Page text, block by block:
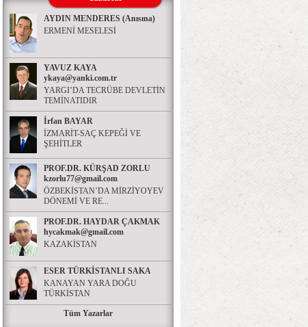
AYDIN MENDERES (Anısına)
ERMENİ MESELESİ
YAVUZ KAYA
ykaya@yanki.com.tr
YARGI’DA TECRÜBE DEVLETİN
TEMİNATIDIR
İrfan BAYAR
İZMARİT-SAÇ KEPEĞİ VE
ŞEHİTLER
PROF.DR. KÜRŞAD ZORLU
kzorlu77@gmail.com
ÖZBEKİSTAN’DA MİRZİYOYEV
DÖNEMİ VE RE...
PROF.DR. HAYDAR ÇAKMAK
hycakmak@gmail.com
KAZAKİSTAN
ESER TÜRKİSTANLI SAKA
KANAYAN YARA DOĞU
TÜRKİSTAN
Tüm Yazarlar